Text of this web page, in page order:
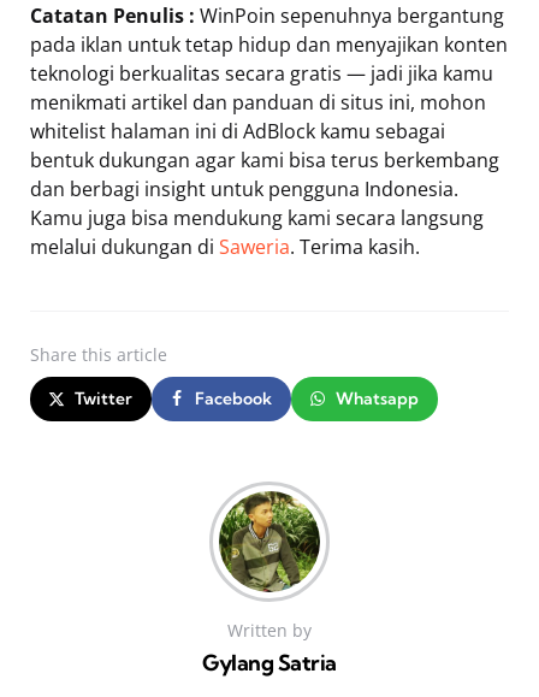
Catatan Penulis : WinPoin sepenuhnya bergantung
pada iklan untuk tetap hidup dan menyajikan konten
teknologi berkualitas secara gratis — jadi jika kamu
menikmati artikel dan panduan di situs ini, mohon
whitelist halaman ini di AdBlock kamu sebagai
bentuk dukungan agar kami bisa terus berkembang
dan berbagi insight untuk pengguna Indonesia.
Kamu juga bisa mendukung kami secara langsung
melalui dukungan di Saweria. Terima kasih.
Share this article
Twitter Facebook Whatsapp
Written by
Gylang Satria